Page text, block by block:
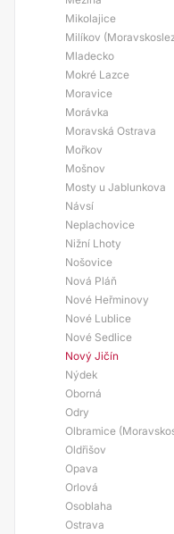
Mikolajice
Milíkov
Mladecko
Mokré Lazce
Moravice
Morávka
Moravská Ostrava
Mořkov
Mošnov
Mosty u Jablunkova
Návsí
Neplachovice
Nižní Lhoty
Nošovice
Nová Pláň
Nové Heřminovy
Nové Lublice
Nové Sedlice
Nový Jičín
Nýdek
Oborná
Odry
Olbramice
Oldřišov
Opava
Orlová
Osoblaha
Ostrava